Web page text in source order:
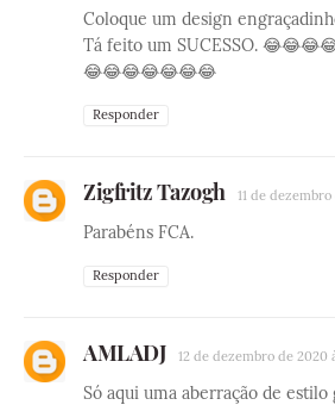
Coloque um design
Tá feito um SUCESSO.
😂😂😂😂😂😂😂
Responder
Zigfritz Tazogh 11 de
Parabéns FCA.
Responder
AMLADJ 12 de dezembro de 2020
Só aqui uma aberração de